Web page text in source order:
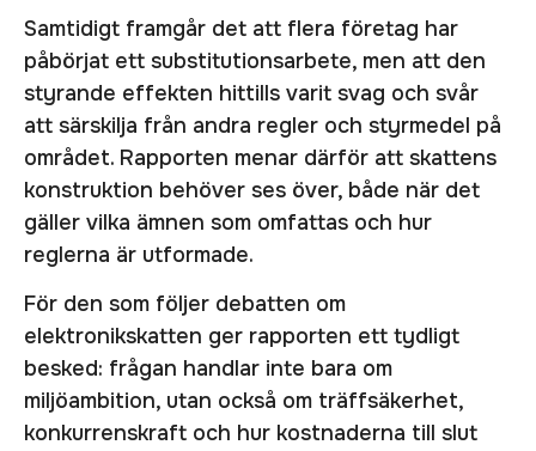
Samtidigt framgår det att flera företag har
påbörjat ett substitutionsarbete, men att den
styrande effekten hittills varit svag och svår
att särskilja från andra regler och styrmedel på
området. Rapporten menar därför att skattens
konstruktion behöver ses över, både när det
gäller vilka ämnen som omfattas och hur
reglerna är utformade.
För den som följer debatten om
elektronikskatten ger rapporten ett tydligt
besked: frågan handlar inte bara om
miljöambition, utan också om träffsäkerhet,
konkurrenskraft och hur kostnaderna till slut